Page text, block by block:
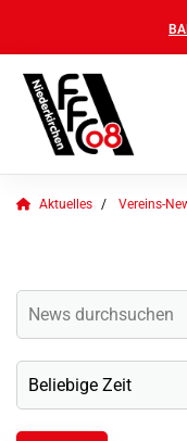
Aktuelles Vereins-